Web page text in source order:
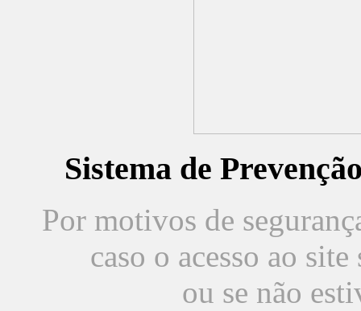
Sistema de
Por motivos de
caso o acesso ao
ou se não